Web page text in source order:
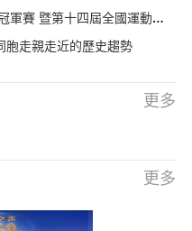
屆全國運動會資格賽在福建南安舉辦
胞走親走近的歷史趨勢
更多
更多